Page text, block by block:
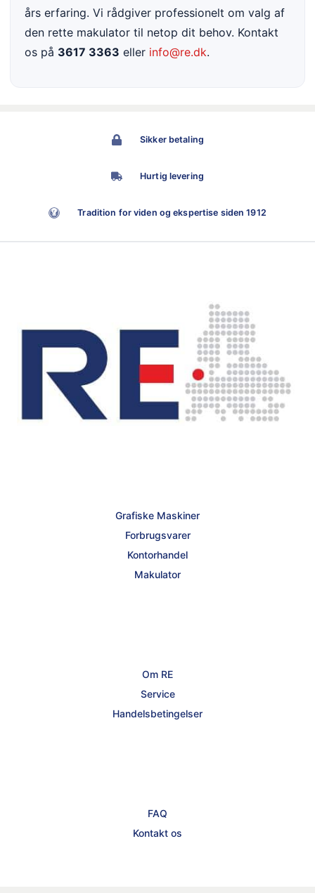
års erfaring. Vi rådgiver professionelt om valg af
den rette makulator til netop dit behov. Kontakt
os på 3617 3363 eller info@re.dk.
Sikker betaling
Hurtig levering
Tradition for viden og ekspertise siden 1912
Grafiske Maskiner
Forbrugsvarer
Kontorhandel
Makulator
Om RE
Service
Handelsbetingelser
FAQ
Kontakt os